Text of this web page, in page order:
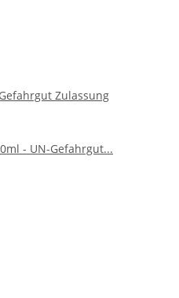
Zulassung